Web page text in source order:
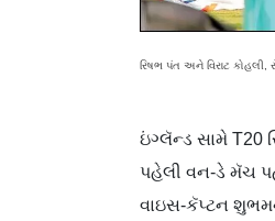
રિષભ પંત અને વિરાટ કોહલી,
ઇંગ્લૅન્ડ સામે T20
પહેલી વન-ડે મૅચ
વાઇસ-કૅપ્ટન